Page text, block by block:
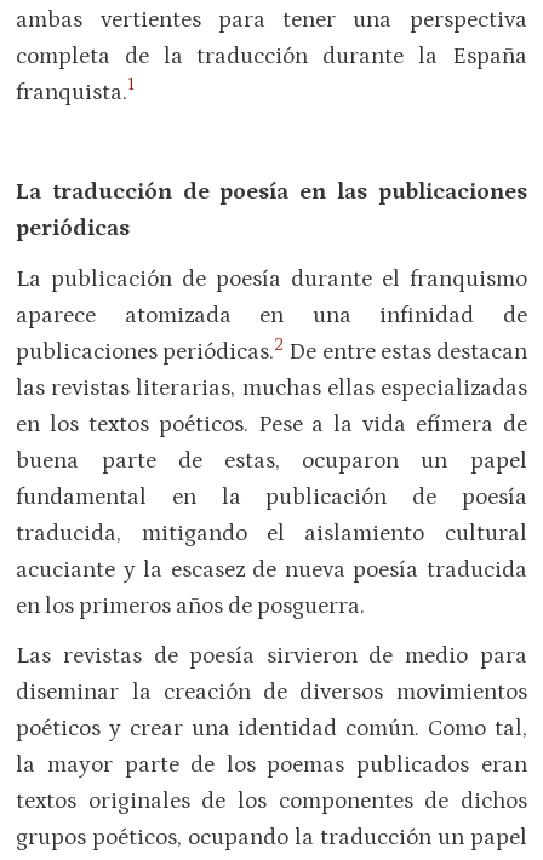
ambas vertientes para tener una perspectiva
completa de la traducción durante la España
franquista.1
La traducción de poesía en las publicaciones
periódicas
La publicación de poesía durante el franquismo
aparece atomizada en una infinidad de
publicaciones periódicas.2 De entre estas destacan
las revistas literarias, muchas ellas especializadas
en los textos poéticos. Pese a la vida efímera de
buena parte de estas, ocuparon un papel
fundamental en la publicación de poesía
traducida, mitigando el aislamiento cultural
acuciante y la escasez de nueva poesía traducida
en los primeros años de posguerra.
Las revistas de poesía sirvieron de medio para
diseminar la creación de diversos movimientos
poéticos y crear una identidad común. Como tal,
la mayor parte de los poemas publicados eran
textos originales de los componentes de dichos
grupos poéticos, ocupando la traducción un papel